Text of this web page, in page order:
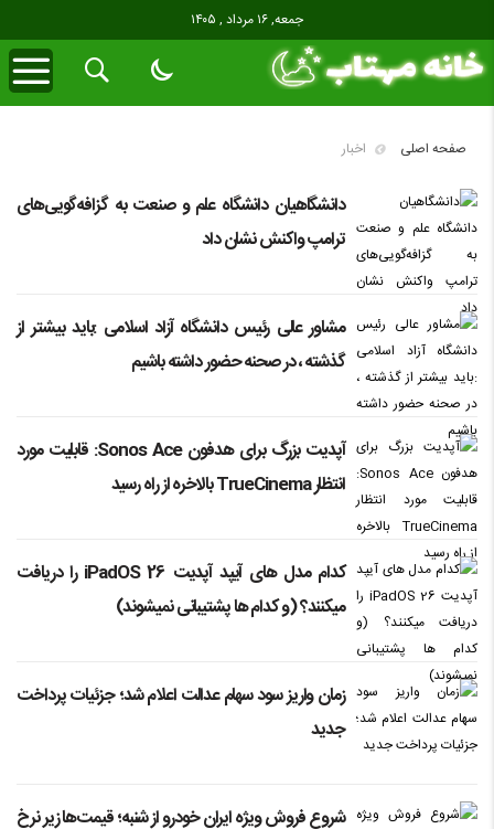
جمعه, ۱۶ مرداد , ۱۴۰۵
صفحه اصلی اخبار
دانشگاهیان دانشگاه علم و صنعت به گزافه‌گویی‌های
ترامپ واکنش نشان داد
مشاور عالی رئیس دانشگاه آزاد اسلامی :باید بیشتر از
گذشته ، در صحنه حضور داشته باشیم
آپدیت بزرگ برای هدفون Sonos Ace: قابلیت مورد
انتظار TrueCinema بالاخره از راه رسید
کدام مدل های آیپد آپدیت iPadOS 26 را دریافت
میکنند؟ (و کدام ها پشتیبانی نمیشوند)
زمان واریز سود سهام عدالت اعلام شد؛ جزئیات پرداخت
جدید
شروع فروش ویژه ایران‌ خودرو از شنبه؛ قیمت‌ها زیر نرخ